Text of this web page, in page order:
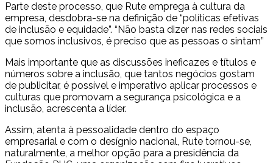
Parte deste processo, que Rute emprega à cultura da
empresa, desdobra-se na definição de “políticas efetivas
de inclusão e equidade”. “Não basta dizer nas redes sociais
que somos inclusivos, é preciso que as pessoas o sintam”
Mais importante que as discussões ineficazes e títulos e
números sobre a inclusão, que tantos negócios gostam
de publicitar, é possível e imperativo aplicar processos e
culturas que promovam a segurança psicológica e a
inclusão, acrescenta a líder.
Assim, atenta à pessoalidade dentro do espaço
empresarial e com o desígnio nacional, Rute tornou-se,
naturalmente, a melhor opção para a presidência da